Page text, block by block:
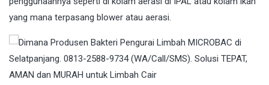
yang mana terpasang blower atau aerasi.